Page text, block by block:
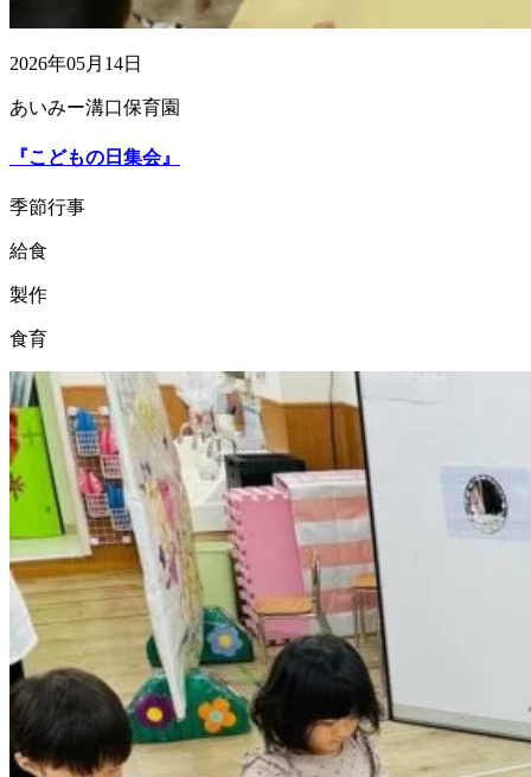
2026年05月14日
あいみー溝口保育園
『こどもの日集会』
季節行事
給食
製作
食育